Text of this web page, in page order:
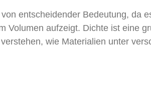
entscheidender Bedeutung, da
Volumen aufzeigt. Dichte ist eine
wie Materialien unter